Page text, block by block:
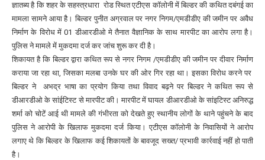
ज्ञातब्य है कि शहर के सहस्त्रधारा रोड स्थित एटीएस कॉलोनी में बिल्डर की कथित दबंगई का
मामला सामने आया है। बिल्डर पुनीत अग्रवाल पर नगर निगम/एमडीडीए की जमीन पर अवैध
निर्माण के विरोध में 01 डीआरडीओ मे तैनात वैज्ञानिक के साथ मारपीट का आरोप लगा है।
पुलिस ने मामले में मुकदमा दर्ज कर जांच शुरू कर दी है।
शिकायत है कि बिल्डर द्वारा कथित रूप से नगर निगम /एमडीडीए की जमीन पर दीवार निर्माण
कराया जा रहा था, जिसका मलबा उनके घर की ओर गिर रहा था। इसका विरोध करने पर
बिल्डर ने अभद्र भाषा का प्रयोग किया तथा विवाद बढ़ने पर बिल्डर ने कथित रूप से
डीआरडीओ के सांईटिस्ट से मारपीट की। मारपीट में घायल डीआरडीओ के सांइटिस्ट अनिरुद्ध
शर्मा को चोटें आई थी मामले की गंभीरता को देखते हुए स्थानीय लोगों के थाने पहुंचने के बाद
पुलिस ने आरोपी के खिलाफ मुकदमा दर्ज किया। एटीएस कॉलोनी के निवासियों ने आरोप
लगाए थे कि बिल्डर के खिलाफ कई शिकायतों के बावजूद सख्त/ प्रभावी कार्रवाई नहीं हो पाती
है।